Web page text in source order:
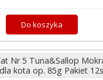
Do koszyka
Nr 5 Tuna&Sallop
kota op. 85g Pakiet